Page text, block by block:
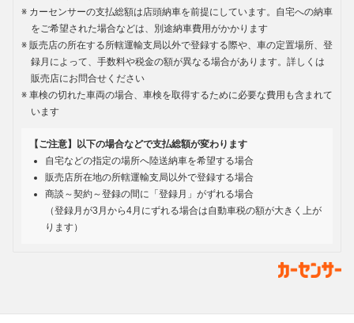
カーセンサーの支払総額は店頭納車を前提にしています。自宅への納車
をご希望された場合などは、別途納車費用がかかります
販売店の所在する所轄運輸支局以外で登録する際や、車の定置場所、登
録月によって、手数料や税金の額が異なる場合があります。詳しくは
販売店にお問合せください
車検の切れた車両の場合、車検を取得するために必要な費用も含まれて
います
【ご注意】以下の場合などで支払総額が変わります
自宅などの指定の場所へ陸送納車を希望する場合
販売店所在地の所轄運輸支局以外で登録する場合
商談～契約～登録の間に「登録月」がずれる場合
（登録月が3月から4月にずれる場合は自動車税の額が大きく上が
ります）